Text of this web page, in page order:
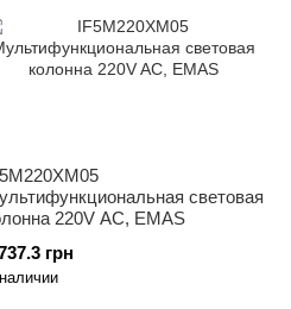
световая
220V AC, EMAS
грн